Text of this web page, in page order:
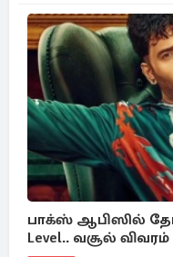
பாக்ஸ் ஆபிஸில்
Level.. வசூல்